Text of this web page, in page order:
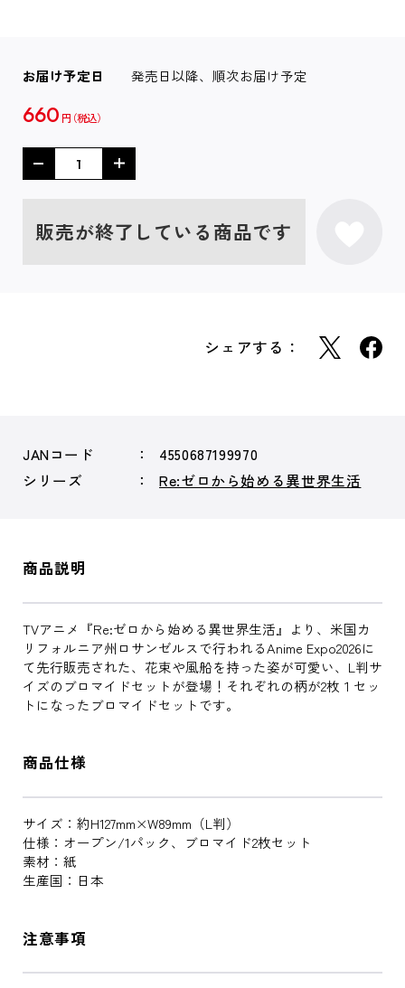
お届け予定日 発売日以降、順次お届け予定
660 円
販売が終了している商品です
シェアする：
JANコード
4550687199970
シリーズ
Re:ゼロから始める異世界生活
商品説明
TVアニメ『Re:ゼロから始める異世界生活』より、米国カ
リフォルニア州ロサンゼルスで行われるAnime Expo2026に
て先行販売された、花束や風船を持った姿が可愛い、L判サ
イズのブロマイドセットが登場！それぞれの柄が2枚１セッ
トになったブロマイドセットです。
商品仕様
サイズ：約H127mm×W89mm（L判）
仕様：オープン/1パック、ブロマイド2枚セット
素材：紙
生産国：日本
注意事項